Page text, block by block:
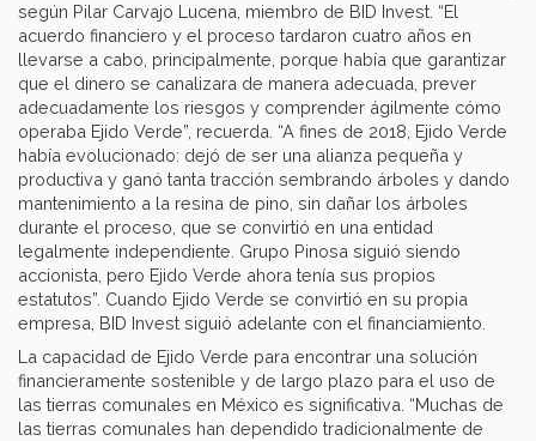
según Pilar Carvajo Lucena, miembro de BID Invest. “El
acuerdo financiero y el proceso tardaron cuatro años en
llevarse a cabo, principalmente, porque había que garantizar
que el dinero se canalizara de manera adecuada, prever
adecuadamente los riesgos y comprender ágilmente cómo
operaba Ejido Verde”, recuerda. “A fines de 2018, Ejido Verde
había evolucionado: dejó de ser una alianza pequeña y
productiva y ganó tanta tracción sembrando árboles y dando
mantenimiento a la resina de pino, sin dañar los árboles
durante el proceso, que se convirtió en una entidad
legalmente independiente. Grupo Pinosa siguió siendo
accionista, pero Ejido Verde ahora tenía sus propios
estatutos”. Cuando Ejido Verde se convirtió en su propia
empresa, BID Invest siguió adelante con el financiamiento.
La capacidad de Ejido Verde para encontrar una solución
financieramente sostenible y de largo plazo para el uso de
las tierras comunales en México es significativa. “Muchas de
las tierras comunales han dependido tradicionalmente de